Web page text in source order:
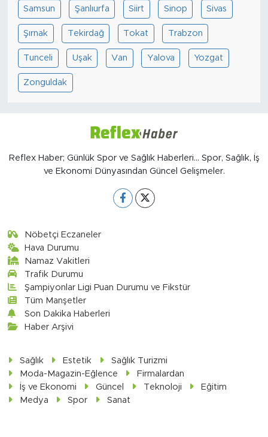
Samsun Şanlıurfa Siirt Sinop Sivas
Şırnak Tekirdağ Tokat Trabzon
Tunceli Uşak Van Yalova Yozgat
Zonguldak
Reflex Haber; Günlük Spor ve Sağlık Haberleri... Spor, Sağlık, İş
ve Ekonomi Dünyasından Güncel Gelişmeler.
Nöbetçi Eczaneler
Hava Durumu
Namaz Vakitleri
Trafik Durumu
Şampiyonlar Ligi Puan Durumu ve Fikstür
Tüm Manşetler
Son Dakika Haberleri
Haber Arşivi
Sağlık Estetik
Sağlık Turizmi
Moda-Magazin-Eğlence
Firmalardan
İş ve Ekonomi
Güncel Teknoloji
Eğitim
Medya
Spor Sanat